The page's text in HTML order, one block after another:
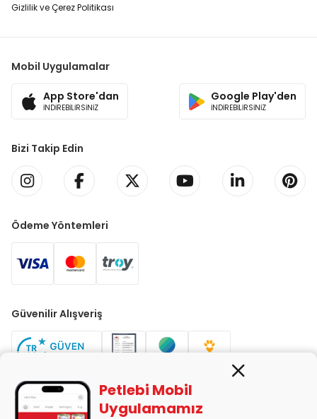
Gizlilik ve Çerez Politikası
Mobil Uygulamalar
App Store'dan
İNDİREBİLİRSİNİZ
Google Play'den
İNDİREBİLİRSİNİZ
Bizi Takip Edin
Ödeme Yöntemleri
Güvenilir Alışveriş
Petlebi Mobil
Uygulamamız